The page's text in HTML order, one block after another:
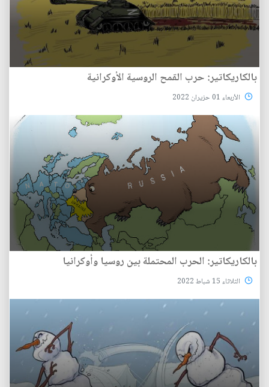
بالكاريكاتير: حرب القمح الروسية الأوكرانية
الأربعاء 01 حزيران 2022
بالكاريكاتير: الحرب المحتملة بين روسيا وأوكرانيا
الثلاثاء 15 شباط 2022